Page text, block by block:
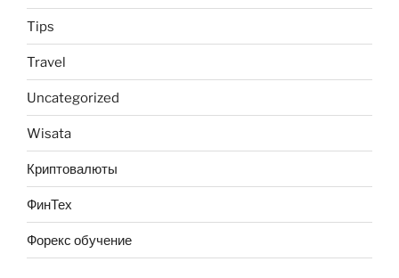
Tips
Travel
Uncategorized
Wisata
Криптовалюты
ФинТех
Форекс обучение